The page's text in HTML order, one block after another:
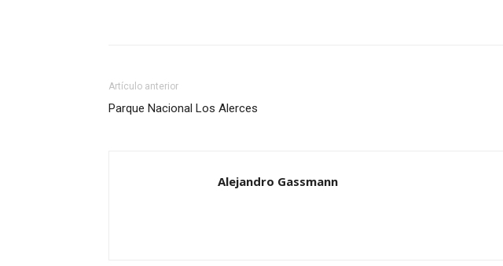
Artículo anterior
Parque Nacional Los Alerces
Alejandro Gassmann